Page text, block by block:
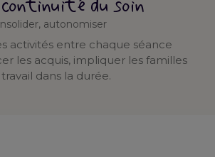
du soin
autonomiser
activités entre chaque séance
les acquis, impliquer les familles
dans la durée.